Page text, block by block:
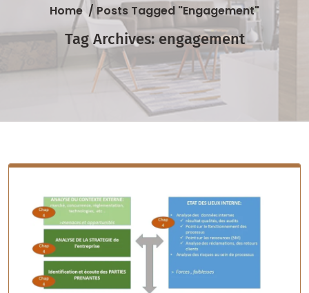
Home / Posts Tagged "engagement"
Tag Archives: engagement